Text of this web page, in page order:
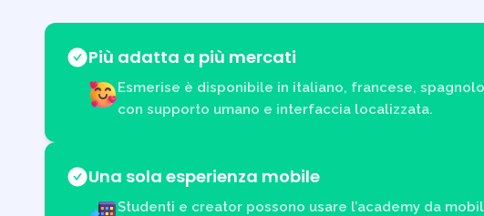
Più adatta a più mercati
Esmerise è disponibile in italiano, francese,
con supporto umano e interfaccia localizzata.
Una sola esperienza mobile
Studenti e creator possono usare l’academy da